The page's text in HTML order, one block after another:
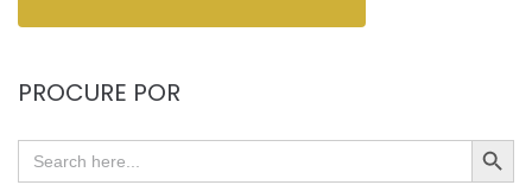
PROCURE POR
Search
for: